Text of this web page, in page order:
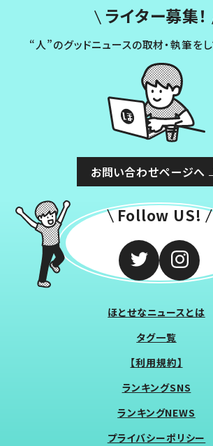
ライター募集！
“人”のグッドニュースの取材・執筆を
お問い合わせページへ
Follow US!
ほとせなニュースとは
タグ一覧
【利用規約】
ランキングSNS
ランキングNEWS
プライバシーポリシー